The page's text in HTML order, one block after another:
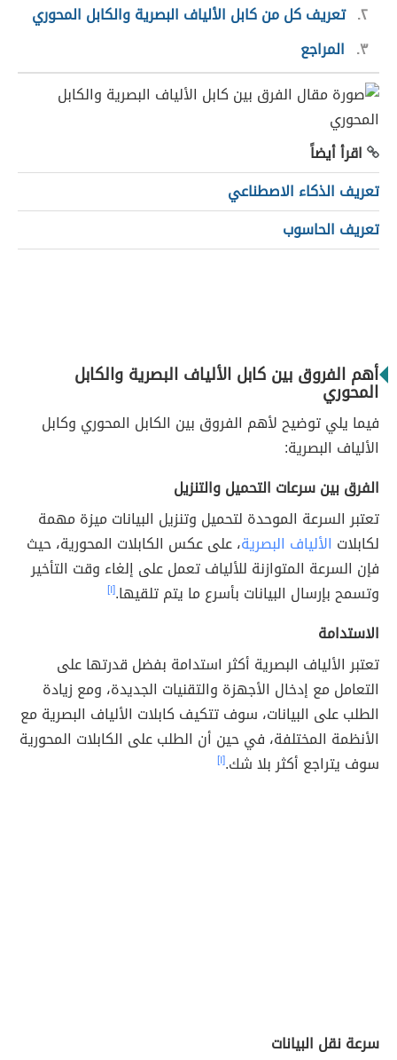
٢ تعريف كل من كابل الألياف البصرية والكابل المحوري
٣
المراجع
اقرأ أيضاً
تعريف الذكاء الاصطناعي
تعريف الحاسوب
أهم الفروق بين كابل الألياف البصرية والكابل
المحوري
فيما يلي توضيح لأهم الفروق بين الكابل المحوري وكابل
الألياف البصرية:
الفرق بين سرعات التحميل والتنزيل
تعتبر السرعة الموحدة لتحميل وتنزيل البيانات ميزة مهمة
لكابلات الألياف البصرية، على عكس الكابلات المحورية، حيث
فإن السرعة المتوازنة للألياف تعمل على إلغاء وقت التأخير
وتسمح بإرسال البيانات بأسرع ما يتم تلقيها.[١]
الاستدامة
تعتبر الألياف البصرية أكثر استدامة بفضل قدرتها على
التعامل مع إدخال الأجهزة والتقنيات الجديدة، ومع زيادة
الطلب على البيانات، سوف تتكيف كابلات الألياف البصرية مع
الأنظمة المختلفة، في حين أن الطلب على الكابلات المحورية
سوف يتراجع أكثر بلا شك.[١]
سرعة نقل البيانات